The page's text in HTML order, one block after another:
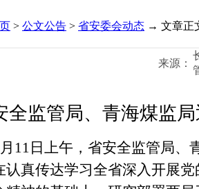
> 公文公告 > 省安委会动态 → 文章正
来源：
全监管局、青海煤监
月 11 日 上午，省安全监管局、
认真传达学习全省深入开展